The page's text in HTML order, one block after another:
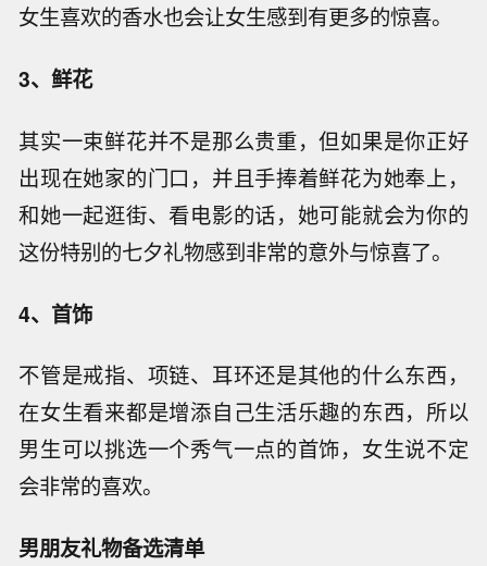
女生喜欢的香水也会让女生感到有更多的惊喜。
3、鲜花
其实一束鲜花并不是那么贵重，但如果是你正好
出现在她家的门口，并且手捧着鲜花为她奉上，
和她一起逛街、看电影的话，她可能就会为你的
这份特别的七夕礼物感到非常的意外与惊喜了。
4、首饰
不管是戒指、项链、耳环还是其他的什么东西，
在女生看来都是增添自己生活乐趣的东西，所以
男生可以挑选一个秀气一点的首饰，女生说不定
会非常的喜欢。
男朋友礼物备选清单